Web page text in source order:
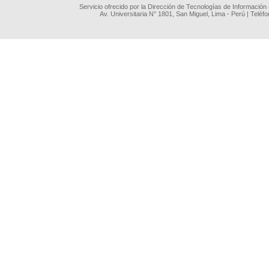
Servicio ofrecido por la Dirección de Tecnologías de
Av. Universitaria N° 1801, San Miguel, Lima - Perú |